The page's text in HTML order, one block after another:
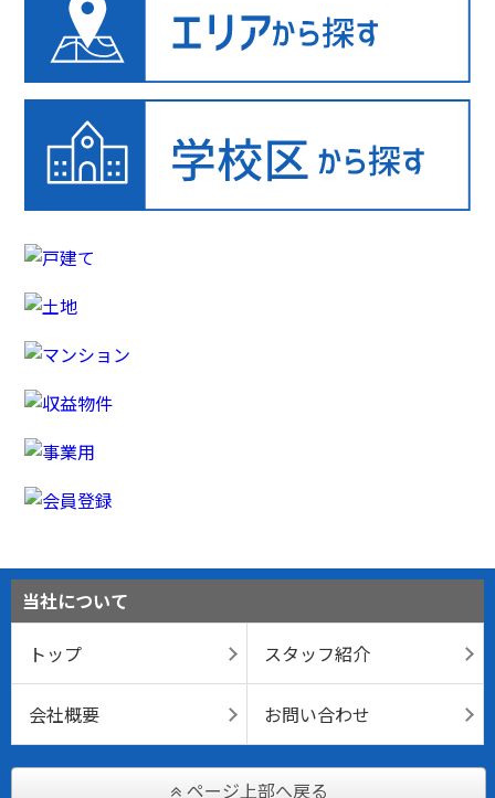
当社について
トップ
スタッフ紹介
会社概要 お問い合わせ
ページ上部へ戻る